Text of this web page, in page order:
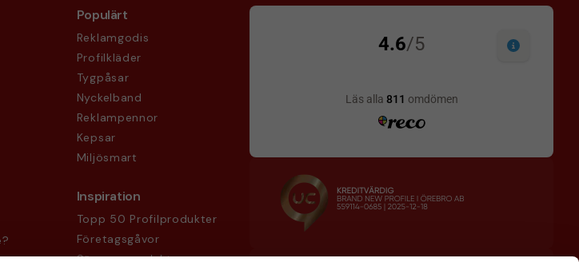
Populärt
Reklamgodis
Profilkläder
Tygpåsar
Nyckelband
Reklampennor
Kepsar
Miljösmart
Inspiration
Topp 50 Profilprodukter
Företagsgåvor
Säsongsprodukter